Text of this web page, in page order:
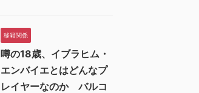
移籍関係
噂の18歳、イブラヒム・
エンバイエとはどんなプ
レイヤーなのか バルコ